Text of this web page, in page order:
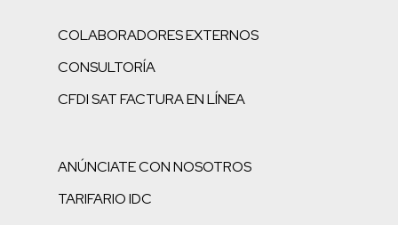
COLABORADORES EXTERNOS
CONSULTORÍA
CFDI SAT FACTURA EN LÍNEA
ANÚNCIATE CON NOSOTROS
TARIFARIO IDC